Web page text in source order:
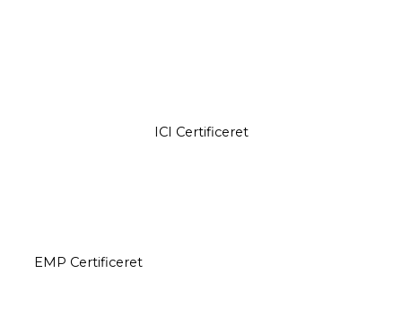
ICI Certificeret
EMP Certificeret